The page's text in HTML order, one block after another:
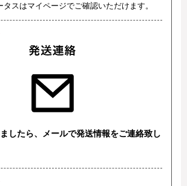
スはマイページでご確認いただけます。
したら、メールで発送情報をご連絡致し